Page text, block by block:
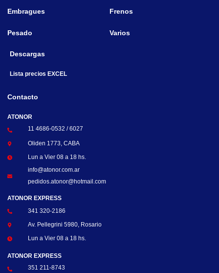
Embragues Frenos
Pesado Varios
Descargas
Lista precios EXCEL
Contacto
ATONOR
11 4686-0532 / 6027
Oliden 1773, CABA
Lun a Vier 08 a 18 hs.
info@atonor.com.ar
pedidos.atonor@hotmail.com
ATONOR EXPRESS
341 320-2186
Av. Pellegrini 5980, Rosario
Lun a Vier 08 a 18 hs.
ATONOR EXPRESS
351 211-8743